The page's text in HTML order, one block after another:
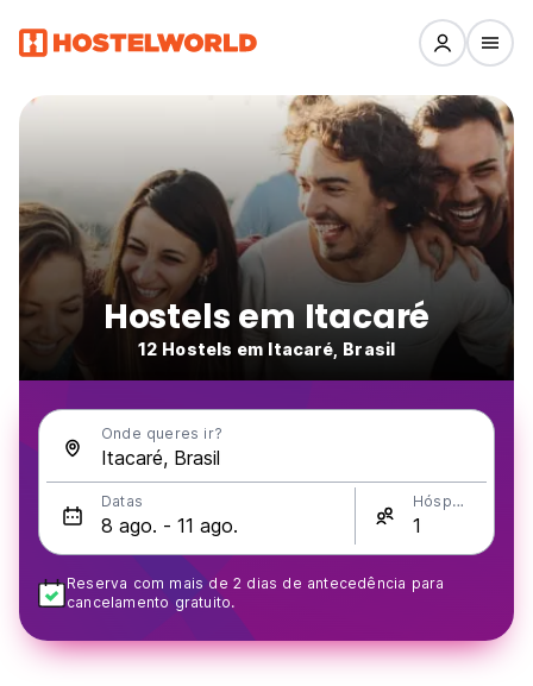
Hostels em Itacaré
12 Hostels em Itacaré, Brasil
Onde queres ir?
Datas Hóspedes
Reserva com mais de 2 dias de antecedência para
cancelamento gratuito.